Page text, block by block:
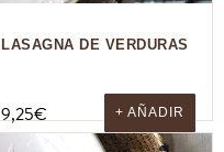
LASAGNA DE VERDURAS
9,25€ + AÑADIR